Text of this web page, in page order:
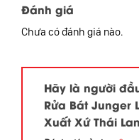
Số chén bát rửa được 15
Độ ồn 49 dB
– Rửa tiết kiệm (ECO)
– Rửa nhanh (Rapid)
– Rửa chuyên sâu
Đánh giá
Chưa có đánh giá nào.
Hãy là người
Rửa Bát Junger
Xuất Xứ Thái